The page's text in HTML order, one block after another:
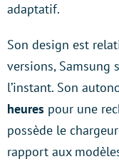
adaptatif.
Son design est
versions, Samsung
l’instant. Son
heures pour une
possède le
rapport aux